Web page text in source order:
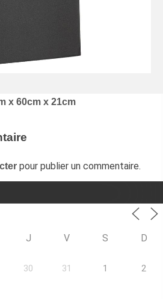
x 60cm x 21cm
pour publier un commentaire.
J V S D
30 31 1 2